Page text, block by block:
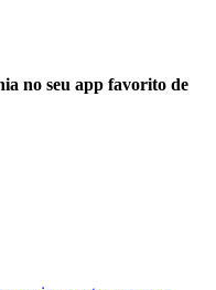
no seu app favorito de